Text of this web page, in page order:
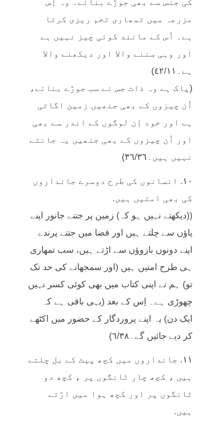
کی جنس سے بھی جوڑے بنائے۔ وہ اِس
مزرعہ میں تمھاری تخم ریزی کرتا
ہے۔ اُس کے مانند کوئی چیز نہیں ہے
اور وہی سننے والا اور دیکھنے والا
ہے۔٤٢/١١)
(پاک ہے وہ ذات جس نے سب جوڑے بنائے،
اُن چیزوں کے بھی جنھیں زمین اگاتی
ہے اور خود اِن لوگوں کے اندر سے بھی
اور اُن چیزوں کے بھی جنھیں یہ جانتے
نہیں ہیں۔٣٦/٣٦)
١٠. انسانوں کی طرح دوسرے جانداروں
کی بھی امتیں ہیں.
((دیکھتے نہیں ہو کہ) زمین پر جتنے جانور اپنے
پاؤں سے چلتے ہیں اور فضا میں جتنے پرندے
اپنے دونوں بازوؤں سے اڑتے ہیں، سب تمھاری
ہی طرح امتیں ہیں (اور سمجھانے کی حد تک
تو) ہم نے اپنی کتاب میں بھی کوئی کسر نہیں
چھوڑی ہے۔ اِس کے بعد (یہی باقی ہے کہ
ایک دن) یہ اپنے پروردگار کے حضور میں اکٹھے
کر دیے جائیں گے۔٦/٣٨)
١١. جانداروں میں کچھ پیٹ کے بل چلتے
ہیں ، کچھ چار ٹانگوں پر ، کچھ دو
ٹانگوں پر اور کچھ ہوا میں اڑتے
ہیں.